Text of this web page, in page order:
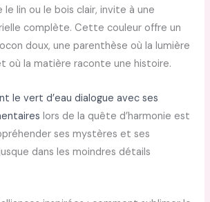
lin ou le bois clair, invite à une
complète. Cette couleur offre un
doux, une parenthèse où la lumière
où la matière raconte une histoire.
le vert d’eau dialogue avec ses
lors de la quête d’harmonie est
ses mystères et ses
dans les moindres détails